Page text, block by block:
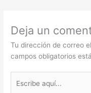
Deja un
Tu dirección de correo
campos obligatorios
aquí...